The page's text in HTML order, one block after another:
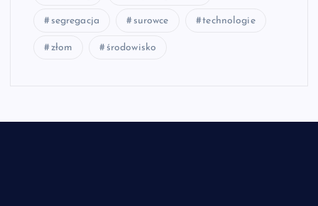
segregacja surowce technologie
złom środowisko